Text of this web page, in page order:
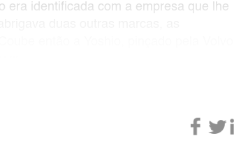
era identificada com a empresa que lhe